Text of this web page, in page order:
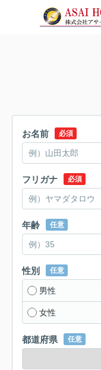
お名前 必須
フリガナ 必須
年齢 任意
性別 任意
男性
女性
都道府県 任意